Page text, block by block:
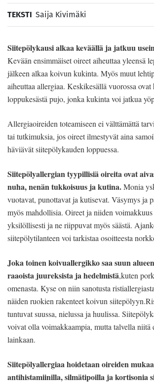
TEKSTI Saija Kivimäki
Siitepölykausi alkaa keväällä ja jatkuu
Kevään ensimmäiset oireet aiheuttaa yleensä
jälkeen alkaa koivun kukinta. Myös muut
aiheuttaa allergiaa. Keskikesällä vuorossa ovat
loppukesästä pujo, jonka kukinta voi jatkua
Allergiaoireiden toteamiseen ei välttämättä
tai tutkimuksia, jos oireet ilmestyvät aina
häviävät siitepölykauden loppuessa.
Siitepölyallergian tyypillisiä oireita ovat
nuha, nenän tukkoisuus ja kutina.Monia
vuotavat, punottavat ja kutisevat. Väsymys ja
myös mahdollisia. Oireet ja niiden
yksilöllisesti ja ne riippuvat myös säästä.
siitepölytilanteen voi tarkistaa osoitteesta
Joka toinen koivuallergikko saa suun
raaoista juureksista ja hedelmistä,kuten
omenasta. Kyse on niin sanotusta
näiden ruokien rakenteet koivun
tuntuvat suussa, nielussa ja huulissa.
voivat olla voimakkaampia, mutta talvella niitä
lainkaan.
Siitepölyallergiaa hoidetaan oireiden
antihistamiinilla, silmätipoilla ja kortisonia